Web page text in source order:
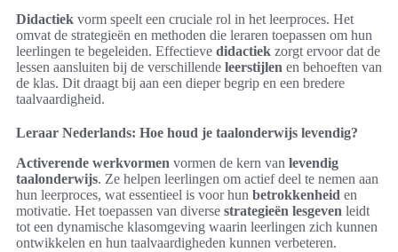
Didactiek vorm speelt een cruciale rol in het leerproces. Het
omvat de strategieën en methoden die leraren toepassen om hun
leerlingen te begeleiden. Effectieve didactiek zorgt ervoor dat de
lessen aansluiten bij de verschillende leerstijlen en behoeften van
de klas. Dit draagt bij aan een dieper begrip en een bredere
taalvaardigheid.
Leraar Nederlands: Hoe houd je taalonderwijs levendig?
Activerende werkvormen vormen de kern van levendig
taalonderwijs. Ze helpen leerlingen om actief deel te nemen aan
hun leerproces, wat essentieel is voor hun betrokkenheid en
motivatie. Het toepassen van diverse strategieën lesgeven leidt
tot een dynamische klasomgeving waarin leerlingen zich kunnen
ontwikkelen en hun taalvaardigheden kunnen verbeteren.